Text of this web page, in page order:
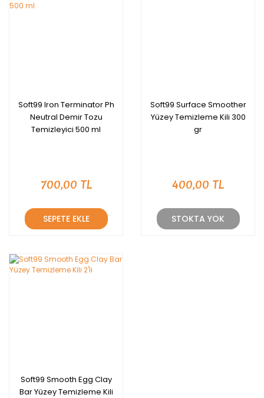
Soft99 Iron Terminator Ph
Neutral Demir Tozu
Temizleyici 500 ml
700,00 TL
SEPETE EKLE
Soft99 Surface Smoother
Yüzey Temizleme Kili 300
gr
400,00 TL
STOKTA YOK
Soft99 Smooth Egg Clay
Bar Yüzey Temizleme Kili